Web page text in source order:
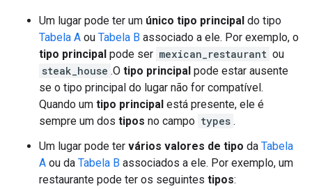
Um lugar pode ter um único tipo principal do tipo
Tabela A ou Tabela B associado a ele. Por exemplo, o
tipo principal pode ser mexican_restaurant ou
steak_house .O tipo principal pode estar ausente
se o tipo principal do lugar não for compatível.
Quando um tipo principal está presente, ele é
sempre um dos tipos no campo types .
Um lugar pode ter vários valores de tipo da Tabela
A ou da Tabela B associados a ele. Por exemplo, um
restaurante pode ter os seguintes tipos: